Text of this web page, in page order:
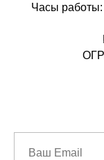
Часы работы: